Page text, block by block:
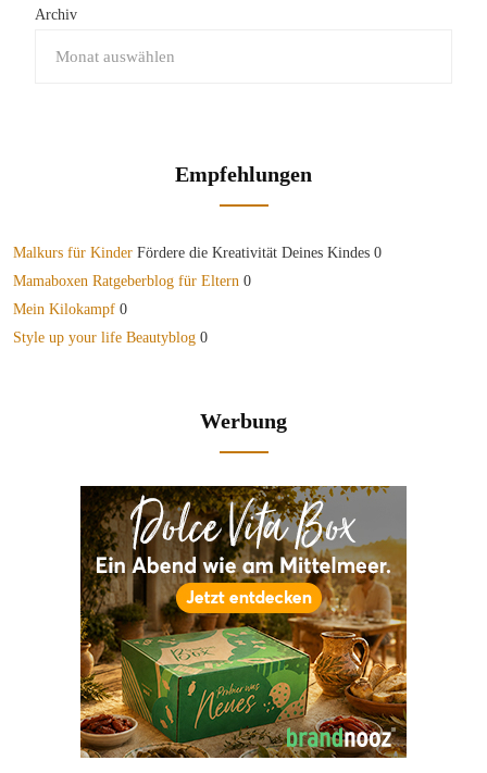
Archiv
Empfehlungen
Malkurs für Kinder Fördere die Kreativität Deines Kindes 0
Mamaboxen Ratgeberblog für Eltern 0
Mein Kilokampf 0
Style up your life Beautyblog 0
Werbung